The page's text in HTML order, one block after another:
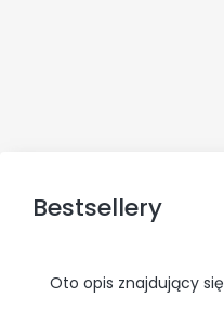
Bestsellery
Oto opis znajdujący